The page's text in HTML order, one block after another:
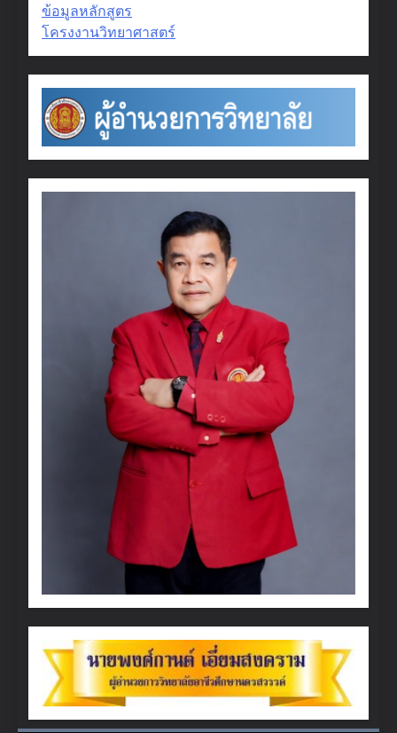
ข้อมูลหลักสูตร
โครงงานวิทยาศาสตร์